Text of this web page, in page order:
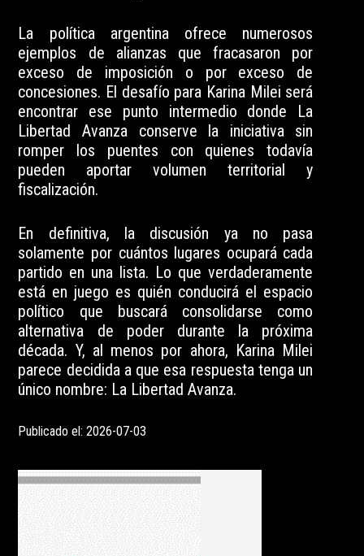
La política argentina ofrece numerosos
ejemplos de alianzas que fracasaron por
exceso de imposición o por exceso de
concesiones. El desafío para Karina Milei será
encontrar ese punto intermedio donde La
Libertad Avanza conserve la iniciativa sin
romper los puentes con quienes todavía
pueden aportar volumen territorial y
fiscalización.
En definitiva, la discusión ya no pasa
solamente por cuántos lugares ocupará cada
partido en una lista. Lo que verdaderamente
está en juego es quién conducirá el espacio
político que buscará consolidarse como
alternativa de poder durante la próxima
década. Y, al menos por ahora, Karina Milei
parece decidida a que esa respuesta tenga un
único nombre: La Libertad Avanza.
Publicado el: 2026-07-03